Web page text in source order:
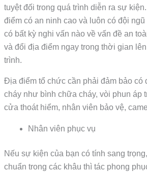
tuyệt đối trong quá trình diễn ra sự
điểm có an ninh cao và luôn có đội
có bất kỳ nghi vấn nào về vấn đề an
và đổi địa điểm ngay trong thời gian
trình.
Địa điểm tổ chức cần phải đảm bảo
cháy như bình chữa cháy, vòi phun áp
cửa thoát hiểm, nhân viên bảo vệ,
Nhân viên phục vụ
Nếu sự kiện của bạn có tính sang
chuẩn trong các khâu thì tác phong